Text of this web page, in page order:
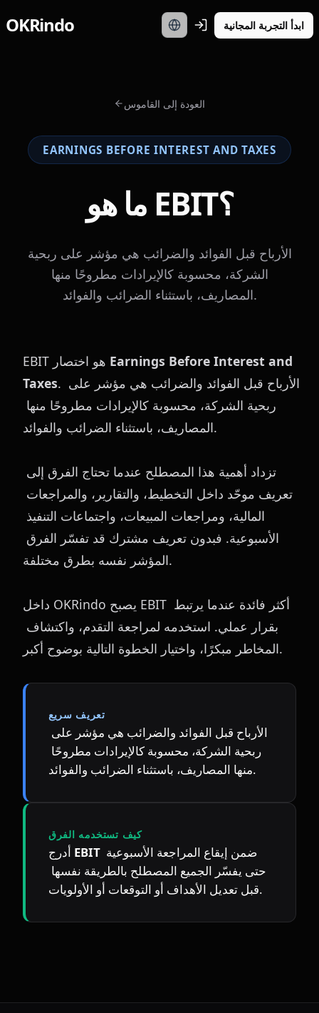
OKRindo ابدأ التجربة المجانية
العودة إلى القاموس
EARNINGS BEFORE INTEREST AND TAXES
ما هو EBIT؟
الأرباح قبل الفوائد والضرائب هي مؤشر على ربحية
الشركة، محسوبة كالإيرادات مطروحًا منها
المصاريف، باستثناء الضرائب والفوائد.
Earnings Before Interest and
Taxes. الأرباح قبل الفوائد والضرائب هي مؤشر على
المصاريف، باستثناء الضرائب والفوائد.
المؤشر نفسه بطرق مختلفة.
داخل OKRindo يصبح EBIT أكثر فائدة عندما يرتبط
المخاطر مبكرًا، واختيار الخطوة التالية بوضوح أكبر.
تعريف سريع
منها المصاريف، باستثناء الضرائب والفوائد.
كيف تستخدمه الفرق
EBIT
قبل تعديل الأهداف أو التوقعات أو الأولويات.